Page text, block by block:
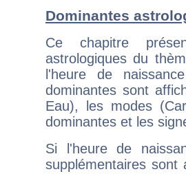
Dominantes
Ce chapitre
astrologiques du
l'heure de
dominantes sont
Eau), les modes
dominantes et les
Si l'heure de
supplémentaires sont